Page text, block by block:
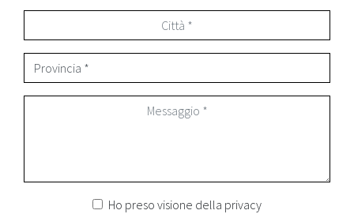
Ho preso visione della privacy